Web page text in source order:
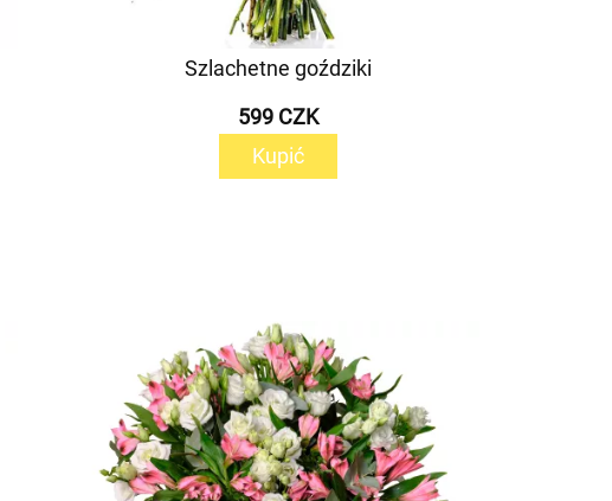
Szlachetne goździki
599 CZK
Kupić